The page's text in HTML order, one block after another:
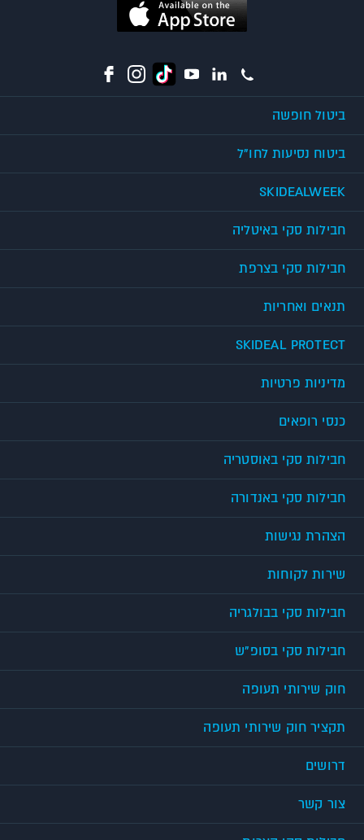
ביטול חופשה
ביטוח נסיעות לחו"ל
SKIDEALWEEK
חבילות סקי באיטליה
חבילות סקי בצרפת
תנאים ואחריות
SKIDEAL PROTECT
מדיניות פרטיות
כנסי רופאים
חבילות סקי באוסטריה
חבילות סקי באנדורה
הצהרת נגישות
שירות לקוחות
חבילות סקי בבולגריה
חבילות סקי בסופ"ש
חוק שירותי תעופה
תקציר חוק שירותי תעופה
דרושים
צור קשר